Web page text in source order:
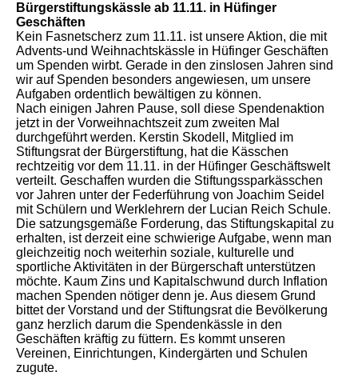
Bürgerstiftungskässle ab 11.11. in Hüfinger
Geschäften
Kein Fasnetscherz zum 11.11. ist unsere Aktion, die mit
Advents-und Weihnachtskässle in Hüfinger Geschäften
um Spenden wirbt. Gerade in den zinslosen Jahren sind
wir auf Spenden besonders angewiesen, um unsere
Aufgaben ordentlich bewältigen zu können.
Nach einigen Jahren Pause, soll diese Spendenaktion
jetzt in der Vorweihnachtszeit zum zweiten Mal
durchgeführt werden. Kerstin Skodell, Mitglied im
Stiftungsrat der Bürgerstiftung, hat die Kässchen
rechtzeitig vor dem 11.11. in der Hüfinger Geschäftswelt
verteilt. Geschaffen wurden die Stiftungssparkässchen
vor Jahren unter der Federführung von Joachim Seidel
mit Schülern und Werklehrern der Lucian Reich Schule.
Die satzungsgemäße Forderung, das Stiftungskapital zu
erhalten, ist derzeit eine schwierige Aufgabe, wenn man
gleichzeitig noch weiterhin soziale, kulturelle und
sportliche Aktivitäten in der Bürgerschaft unterstützen
möchte. Kaum Zins und Kapitalschwund durch Inflation
machen Spenden nötiger denn je. Aus diesem Grund
bittet der Vorstand und der Stiftungsrat die Bevölkerung
ganz herzlich darum die Spendenkässle in den
Geschäften kräftig zu füttern. Es kommt unseren
Vereinen, Einrichtungen, Kindergärten und Schulen
zugute.